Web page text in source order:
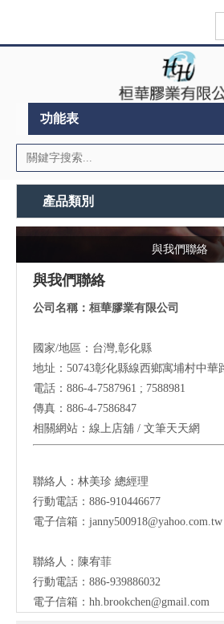
功能表
產品類別
與我們聯絡
與我們聯絡
公司名稱：桓華膠業有限公司
國家/地區：台灣,彰化縣
地址： 50743彰化縣線西鄉寓埔村中華
電話：886-4-7587961 ; 7588981
傳真：886-4-7586847
相關網站： 線上店舖 / 文筆天天網
聯絡人：林美珍 總經理
行動電話：886-910446677
電子信箱： janny500918@yahoo.com.tw
聯絡人：陳宥菲
行動電話：886-939886032
電子信箱： hh.brookchen@gmail.com